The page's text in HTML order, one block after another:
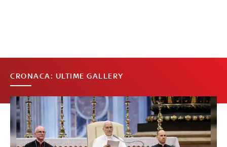
CRONACA: ULTIME GALLERY